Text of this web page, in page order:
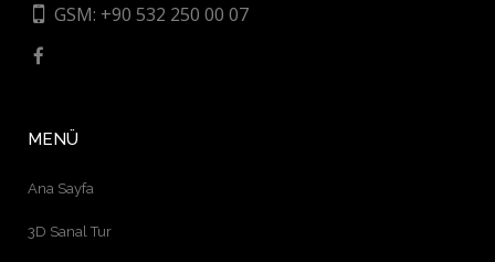
GSM: +90 532 250 00 07
MENÜ
Ana Sayfa
3D Sanal Tur